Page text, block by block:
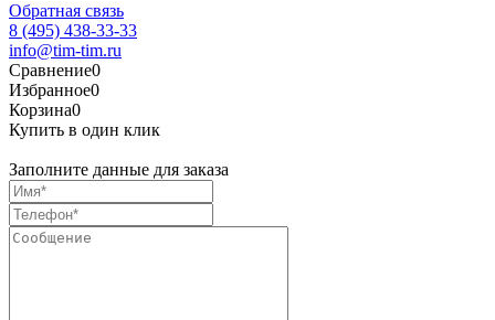
Обратная связь
8 (495) 438-33-33
info@tim-tim.ru
Сравнение0
Избранное0
Корзина0
Купить в один клик
Заполните данные для заказа